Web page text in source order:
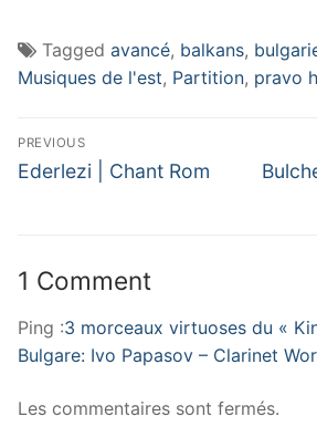
Tagged avancé, balkans,
Musiques de l'est, Partition, pravo
Navigation
de
PREVIOUS
Previous
Ederlezi | Chant Rom
Next
1 Comment
Ping :3 morceaux virtuoses du «
Bulgare: Ivo Papasov – Clarinet
Les commentaires sont fermés.